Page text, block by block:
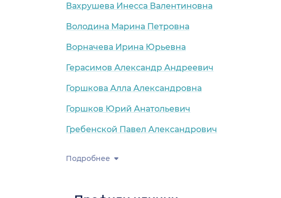
Вахрушева Инесса Валентиновна
Володина Марина Петровна
Ворначева Ирина Юрьевна
Герасимов Александр Андреевич
Горшкова Алла Александровна
Горшков Юрий Анатольевич
Гребенской Павел Александрович
Подробнее